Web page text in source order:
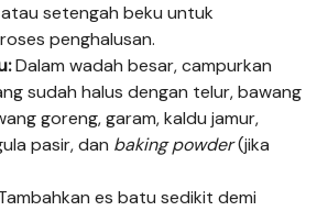
setengah beku untuk
penghalusan.
Dalam wadah besar, campurkan
sudah halus dengan telur, bawang
goreng, garam, kaldu jamur,
pasir, dan baking powder(jika
es batu sedikit demi